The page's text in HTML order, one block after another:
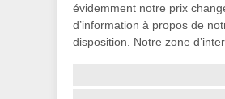
évidemment notre prix
d’information à propos de
disposition. Notre zone